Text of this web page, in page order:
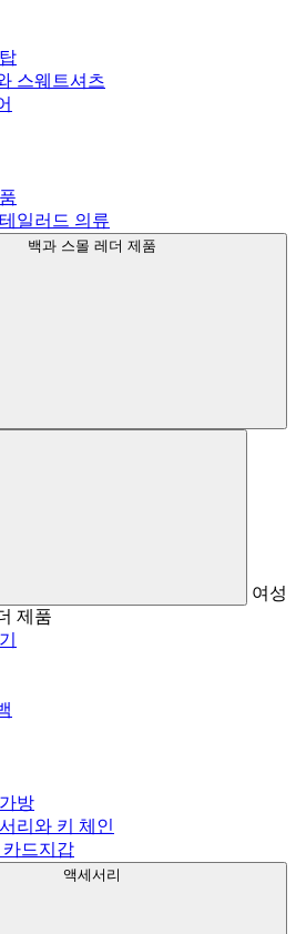
스웨트셔츠
일러드 의류
백과 스몰 레더 제품
여성
제품
방
리와 키 체인
카드지갑
액세서리